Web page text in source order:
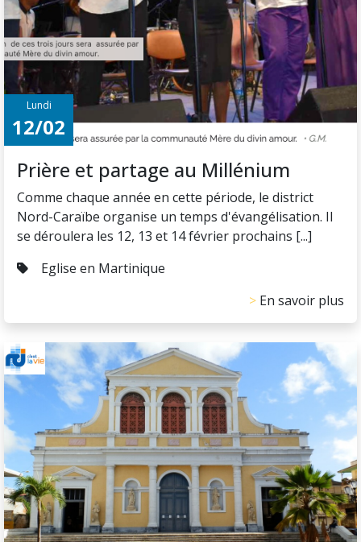
Lundi
12/02
Prière et partage au Millénium
Comme chaque année en cette période, le district
Nord-Caraïbe organise un temps d'évangélisation. Il
se déroulera les 12, 13 et 14 février prochains [...]
Eglise en Martinique
En savoir plus